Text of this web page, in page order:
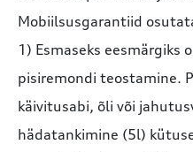
Mobiilsusgarantiid
1) Esmaseks eesmärgiks
pisiremondi teostamine.
käivitusabi, õli või
hädatankimine (5l)